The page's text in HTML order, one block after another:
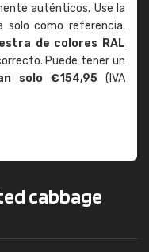
auténticos. Use la
solo como referencia.
de colores RAL
Puede tener un
solo €154,95 (IVA
cabbage